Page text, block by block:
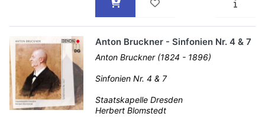
Anton Bruckner - Sinfonien Nr. 4 & 7
Anton Bruckner (1824 - 1896)
Sinfonien Nr. 4 & 7
Staatskapelle Dresden
Herbert Blomstedt